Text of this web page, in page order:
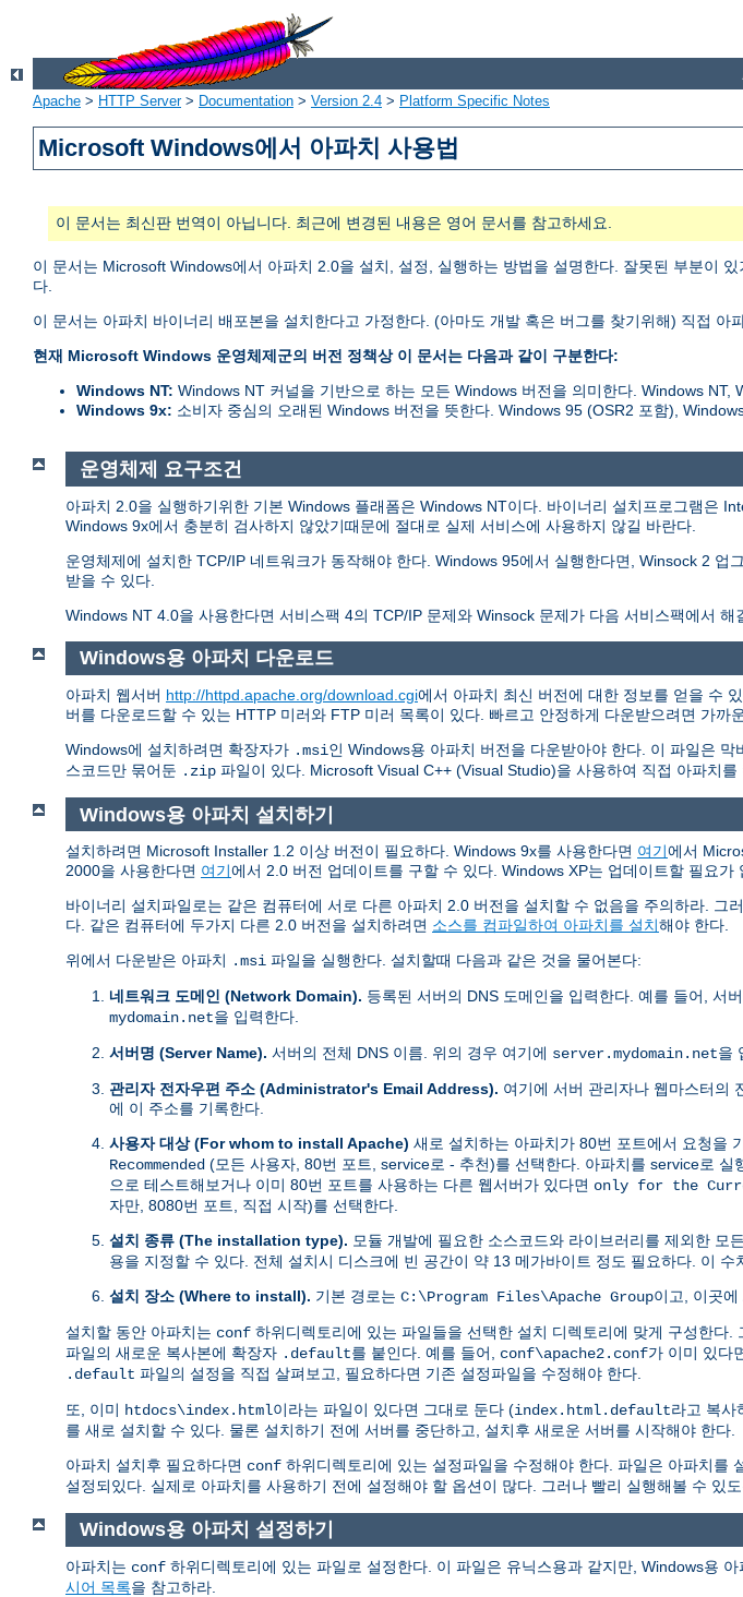
Apache > HTTP Server> Documentation > Version 2.4 > Platform Specific Notes
Microsoft Windows에서 아파치 사용법
이 문서는 최신판 번역이 아닙니다. 최근에 변경된 내용은 영어 문서를 참고하세요.
이 문서는 Microsoft Windows에서 아파치 2.0을 설치, 설정, 실행하는 방법을 설명한다. 잘못된 부분이
다.
이 문서는 아파치 바이너리 배포본을 설치한다고 가정한다. (아마도 개발 혹은 버그를 찾기위해) 직접 아
현재 Microsoft Windows 운영체제군의 버전 정책상 이 문서는 다음과 같이 구분한다:
Windows NT: Windows NT 커널을 기반으로 하는 모든 Windows 버전을 의미한다. Windows
Windows 9x: 소비자 중심의 오래된 Windows 버전을 뜻한다. Windows 95 (OSR2 포함),
운영체제 요구조건
아파치 2.0을 실행하기위한 기본 Windows 플래폼은 Windows NT이다. 바이너리 설치프로그램은
Windows 9x에서 충분히 검사하지 않았기때문에 절대로 실제 서비스에 사용하지 않길 바란다.
운영체제에 설치한 TCP/IP 네트워크가 동작해야 한다. Windows 95에서 실행한다면, Winsock 2 업
받을 수 있다.
Windows NT 4.0을 사용한다면 서비스팩 4의 TCP/IP 문제와 Winsock 문제가 다음 서비스팩에서
Windows용 아파치 다운로드
아파치 웹서버 http://httpd.apache.org/download.cgi에서 아파치 최신 버전에 대한 정보를 얻을 수
버를 다운로드할 수 있는 HTTP 미러와 FTP 미러 목록이 있다. 빠르고 안정하게 다운받으려면 가까
Windows에 설치하려면 확장자가 .msi인 Windows용 아파치 버전을 다운받아야 한다. 이 파일은
스코드만 묶어둔 .zip 파일이 있다. Microsoft Visual C++ (Visual Studio)을 사용하여 직접 아파치를
Windows용 아파치 설치하기
설치하려면 Microsoft Installer 1.2 이상 버전이 필요하다. Windows 9x를 사용한다면 여기에서
2000을 사용한다면 여기에서 2.0 버전 업데이트를 구할 수 있다. Windows XP는 업데이트할 필요가
바이너리 설치파일로는 같은 컴퓨터에 서로 다른 아파치 2.0 버전을 설치할 수 없음을 주의하라. 그
다. 같은 컴퓨터에 두가지 다른 2.0 버전을 설치하려면 소스를 컴파일하여 아파치를 설치해야 한다.
위에서 다운받은 아파치 .msi 파일을 실행한다. 설치할때 다음과 같은 것을 물어본다:
네트워크 도메인 (Network Domain). 등록된 서버의 DNS 도메인을 입력한다. 예를 들어, 서
mydomain.net을 입력한다.
서버명 (Server Name). 서버의 전체 DNS 이름. 위의 경우 여기에 server.mydomain.net을
관리자 전자우편 주소 (Administrator's Email Address). 여기에 서버 관리자나 웹마스터의
에 이 주소를 기록한다.
사용자 대상 (For whom to install Apache) 새로 설치하는 아파치가 80번 포트에서 요청을
Recommended (모든 사용자, 80번 포트, service로 - 추천)를 선택한다. 아파치를 service로
으로 테스트해보거나 이미 80번 포트를 사용하는 다른 웹서버가 있다면 only for the
자만, 8080번 포트, 직접 시작)를 선택한다.
설치 종류 (The installation type). 모듈 개발에 필요한 소스코드와 라이브러리를 제외한 모
용을 지정할 수 있다. 전체 설치시 디스크에 빈 공간이 약 13 메가바이트 정도 필요하다. 이 수
설치 장소 (Where to install). 기본 경로는 C:\Program Files\Apache Group이고, 이곳에
설치할 동안 아파치는 conf 하위디렉토리에 있는 파일들을 선택한 설치 디렉토리에 맞게 구성한
파일의 새로운 복사본에 확장자 .default를 붙인다. 예를 들어, conf\apache2.conf가 이미 있다
.default 파일의 설정을 직접 살펴보고, 필요하다면 기존 설정파일을 수정해야 한다.
또, 이미 htdocs\index.html이라는 파일이 있다면 그대로 둔다 (index.html.default라고 복사
를 새로 설치할 수 있다. 물론 설치하기 전에 서버를 중단하고, 설치후 새로운 서버를 시작해야 한다.
아파치 설치후 필요하다면 conf 하위디렉토리에 있는 설정파일을 수정해야 한다. 파일은 아파치를
설정되있다. 실제로 아파치를 사용하기 전에 설정해야 할 옵션이 많다. 그러나 빨리 실행해볼 수 있
Windows용 아파치 설정하기
아파치는 conf 하위디렉토리에 있는 파일로 설정한다. 이 파일은 유닉스용과 같지만, Windows용
시어 목록을 참고하라.